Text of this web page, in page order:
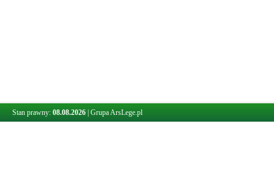
Stan prawny: 08.08.2026 Grupa ArsLege.pl